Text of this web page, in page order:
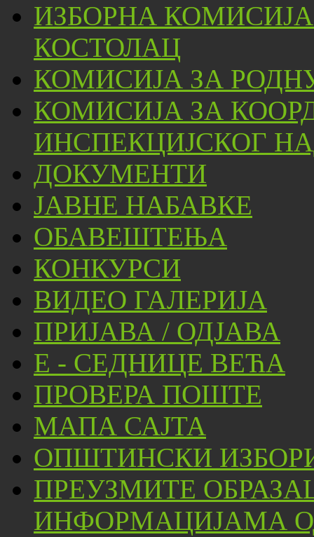
ИЗБОРНА
КОСТОЛАЦ
КОМИСИЈА ЗА
КОМИСИЈА ЗА
ИНСПЕКЦИЈСКОГ
ДОКУМЕНТИ
ЈАВНЕ НАБАВКЕ
ОБАВЕШТЕЊА
КОНКУРСИ
ВИДЕО ГАЛЕРИЈА
ПРИЈАВА / ОДЈАВА
Е - СЕДНИЦЕ ВЕЋА
ПРОВЕРА ПОШТЕ
МАПА САЈТА
ОПШТИНСКИ
ПРЕУЗМИТЕ
ИНФОРМАЦИЈАМА